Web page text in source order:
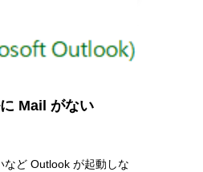
Mail がない
など Outlook が起動しな